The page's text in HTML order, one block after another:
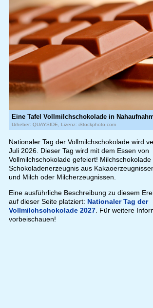
Eine Tafel Vollmilchschokolade in
Urheber: QUAYSIDE, Lizenz: iStockphoto.com
Nationaler Tag der Vollmilchschokolade wird
Juli 2026. Dieser Tag wird mit dem Essen von
Vollmilchschokolade gefeiert! Milchschokolade
Schokoladenerzeugnis aus
und Milch oder Milcherzeugnissen.
Eine ausführliche Beschreibung zu diesem
auf dieser Seite platziert: Nationaler Tag der
Vollmilchschokolade 2027. Für weitere
vorbeischauen!